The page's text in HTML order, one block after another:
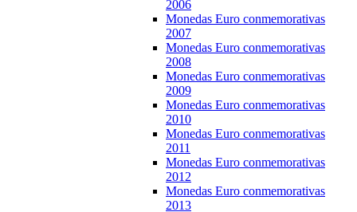
2006
Monedas Euro conmemorativas
2007
Monedas Euro conmemorativas
2008
Monedas Euro conmemorativas
2009
Monedas Euro conmemorativas
2010
Monedas Euro conmemorativas
2011
Monedas Euro conmemorativas
2012
Monedas Euro conmemorativas
2013